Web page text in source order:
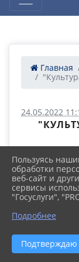
Главная
24.05.2022
Пользуясь
обработки
веб-сайт и
сервисы
"Госуслуги",
Подробнее
Подтверждаю